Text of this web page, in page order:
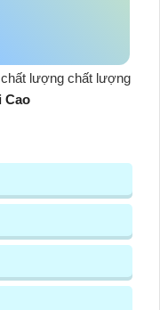
lượng chất lượng
Cao